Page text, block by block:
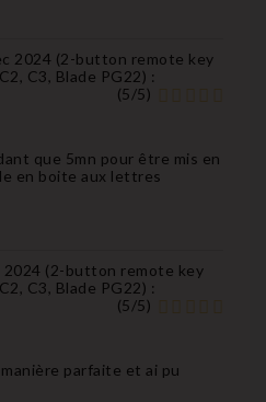
2024 (2-button remote key
C3, Blade PG22) :
(5/5)
que 5mn pour être mis en
en boite aux lettres
(2-button remote key
C3, Blade PG22) :
(5/5)
parfaite et ai pu